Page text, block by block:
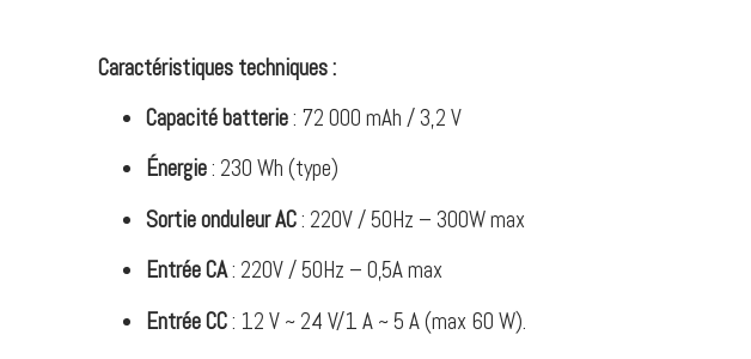
Caractéristiques techniques :
Capacité batterie: 72 000 mAh / 3,2 V
Énergie: 230 Wh (type)
Sortie onduleur AC: 220V / 50Hz – 300W max
Entrée CA: 220V / 50Hz – 0,5A max
Entrée CC: 12 V ~ 24 V/1 A ~ 5 A (max 60 W).